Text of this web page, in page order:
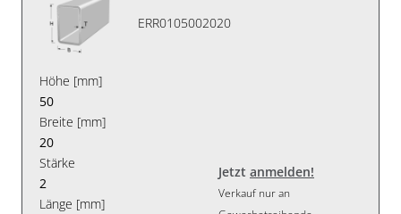
ERR0105002020
Höhe [mm]
50
Breite [mm]
20
Stärke
2
Länge [mm]
Jetzt anmelden!
Verkauf nur an